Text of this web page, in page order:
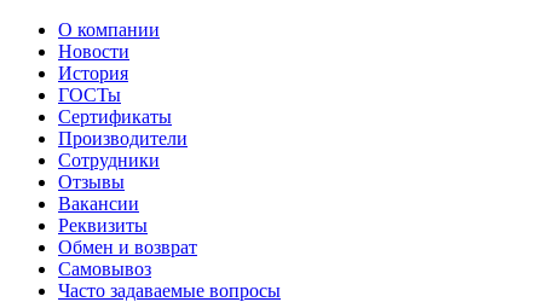
О компании
Новости
История
ГОСТы
Сертификаты
Производители
Сотрудники
Отзывы
Вакансии
Реквизиты
Обмен и возврат
Самовывоз
Часто задаваемые вопросы